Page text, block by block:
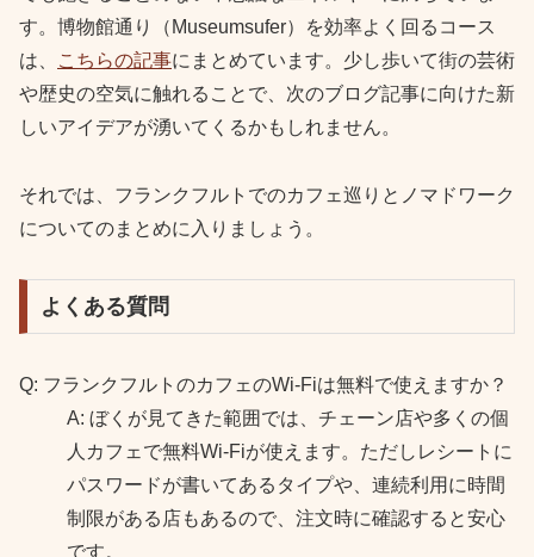
す。博物館通り（Museumsufer）を効率よく回るコース
は、
こちらの記事にまとめています。少し歩いて街の芸術
や歴史の空気に触れることで、次のブログ記事に向けた新
しいアイデアが湧いてくるかもしれません。
それでは、フランクフルトでのカフェ巡りとノマドワーク
についてのまとめに入りましょう。
よくある質問
Q: フランクフルトのカフェのWi-Fiは無料で使えますか？
A: ぼくが見てきた範囲では、チェーン店や多くの個
人カフェで無料Wi-Fiが使えます。ただしレシートに
パスワードが書いてあるタイプや、連続利用に時間
制限がある店もあるので、注文時に確認すると安心
です。